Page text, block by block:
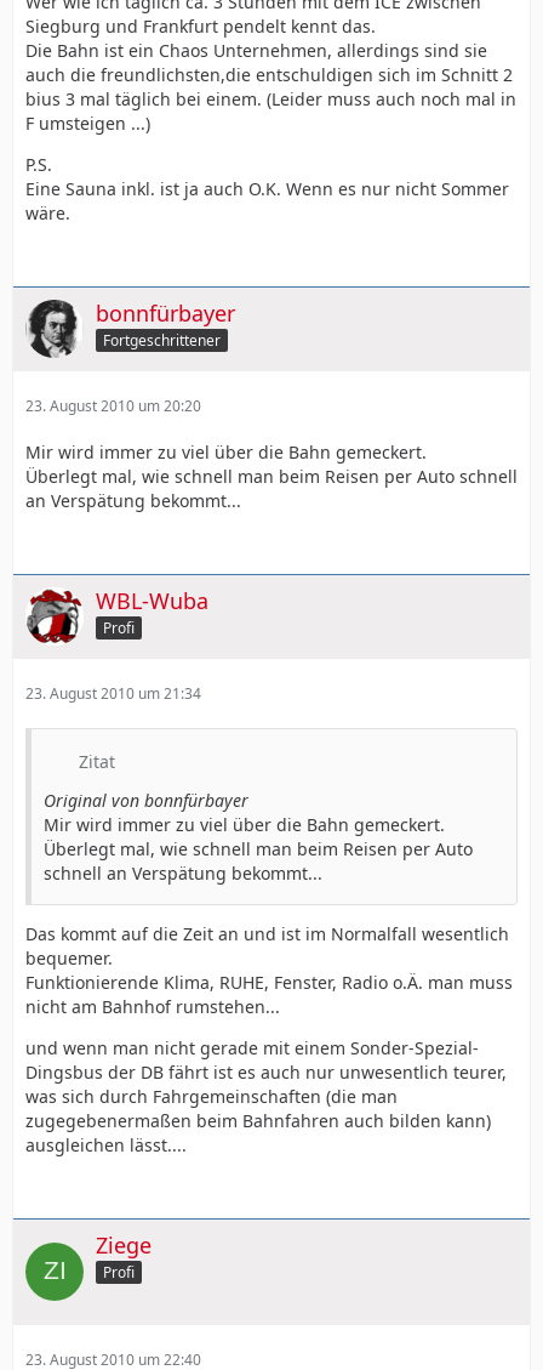
Siegburg und Frankfurt pendelt kennt das.
Die Bahn ist ein Chaos Unternehmen, allerdings sind sie
auch die freundlichsten,die entschuldigen sich im Schnitt 2
bius 3 mal täglich bei einem. (Leider muss auch noch mal in
F umsteigen ...)
P.S.
Eine Sauna inkl. ist ja auch O.K. Wenn es nur nicht Sommer
wäre.
bonnfürbayer
Fortgeschrittener
23. August 2010 um 20:20
Mir wird immer zu viel über die Bahn gemeckert.
Überlegt mal, wie schnell man beim Reisen per Auto schnell
an Verspätung bekommt...
WBL-Wuba
Profi
23. August 2010 um 21:34
Zitat
Original von bonnfürbayer
Mir wird immer zu viel über die Bahn gemeckert.
Überlegt mal, wie schnell man beim Reisen per Auto
schnell an Verspätung bekommt...
Das kommt auf die Zeit an und ist im Normalfall wesentlich
bequemer.
Funktionierende Klima, RUHE, Fenster, Radio o.Ä. man muss
nicht am Bahnhof rumstehen...
und wenn man nicht gerade mit einem Sonder-Spezial-
Dingsbus der DB fährt ist es auch nur unwesentlich teurer,
was sich durch Fahrgemeinschaften (die man
zugegebenermaßen beim Bahnfahren auch bilden kann)
ausgleichen lässt....
Ziege
Profi
23. August 2010 um 22:40